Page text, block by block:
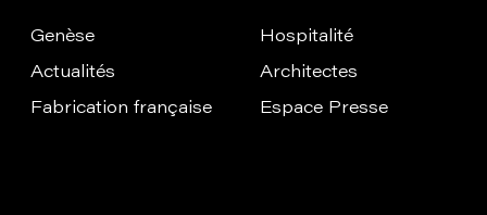
Genèse
Actualités
Fabrication française
Hospitalité
Architectes
Espace Presse